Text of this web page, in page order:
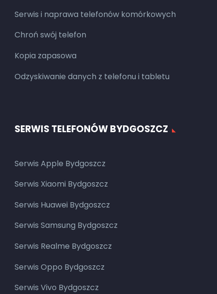
Serwis i naprawa telefonów komórkowych
Chroń swój telefon
Kopia zapasowa
Odzyskiwanie danych z telefonu i tabletu
SERWIS TELEFONÓW BYDGOSZCZ
Serwis Apple Bydgoszcz
Serwis Xiaomi Bydgoszcz
Serwis Huawei Bydgoszcz
Serwis Samsung Bydgoszcz
Serwis Realme Bydgoszcz
Serwis Oppo Bydgoszcz
Serwis Vivo Bydgoszcz